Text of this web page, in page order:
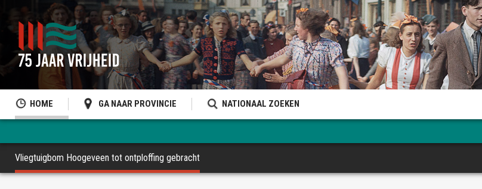
HOME GA NAAR PROVINCIE NATIONAAL ZOEKEN
Vliegtuigbom Hoogeveen tot ontploffing gebracht